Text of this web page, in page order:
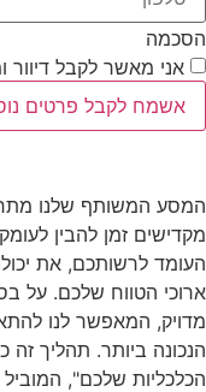
הסכמה
אני מאשר לקבל דיוור
אשמח לקבל פרטים
המסע המשותף שלנו
מקדישים זמן להבין
העומד לרשותכם, את
ארוכי הטווח שלכם. על
מדויק, המאפשר לנו
הנכונה ביותר. תהליך זה
הכלכליות שלכם",